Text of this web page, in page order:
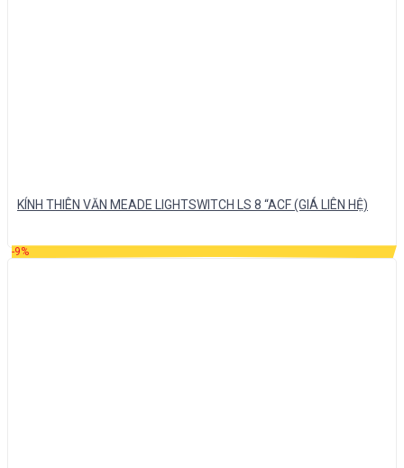
KÍNH THIÊN VĂN MEADE LIGHTSWITCH LS 8 “ACF (GIÁ LIÊN HỆ)
-9%